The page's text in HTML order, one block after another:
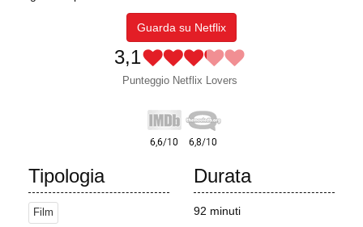
Guarda su Netflix
3,1
Punteggio Netflix Lovers
Tipologia
Film
Durata
92 minuti